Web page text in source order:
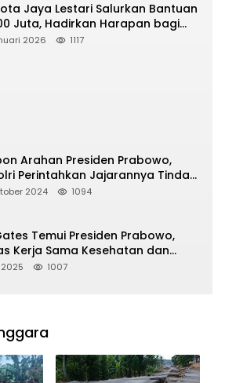
Jaya Lestari Salurkan Bantuan
Juta, Hadirkan Harapan bagi
Bencana di Sumatera
2026 1117
Arahan Presiden Prabowo,
Perintahkan Jajarannya Tindak
Pelaku Judi Online
2024 1094
Temui Presiden Prabowo,
Kerja Sama Kesehatan dan
Makan Bergizi Gratis
2025 1007